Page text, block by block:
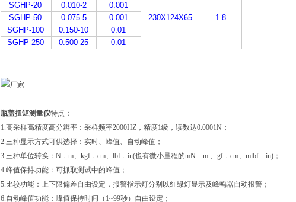
230X124X65 1.8
SGHP-20 0.010-2
0.001
SGHP-50
0.075-5
0.001
SGHP-100
0.150-10
0.01
SGHP-250
0.500-25 0.01
瓶盖扭矩测量仪特点：
1.高采样高精度高分辨率：采样频率2000HZ，精度1级，读数达0.0001N；
2.三种显示方式可供选择：实时、峰值、自动峰值；
3.三种单位转换：N﹒m、kgf﹒cm、lbf﹒in(也有微小量程的mN﹒m 、gf﹒cm、mlbf﹒in)；
4.峰值保持功能：可抓取测试中的峰值；
5.比较功能：上下限偏差自由设定，报警指示灯分别以红绿灯显示及峰鸣器自动报警；
6.自动峰值功能：峰值保持时间（1~99秒）自由设定；